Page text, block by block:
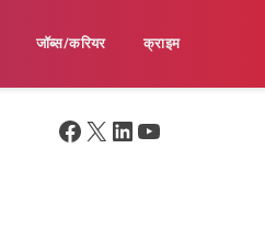
जॉब्स/करियर क्राइम
Facebook
X LinkedIn
YouTube